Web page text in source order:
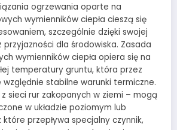
ogrzewania oparte na
wymienników ciepła cieszą się
szczególnie dzięki swojej
dla środowiska. Zasada
wymienników ciepła opiera się na
temperatury gruntu, która przez
względnie stabilne warunki termiczne.
z sieci rur zakopanych w ziemi – mogą
w układzie poziomym lub
przepływa specjalny czynnik,